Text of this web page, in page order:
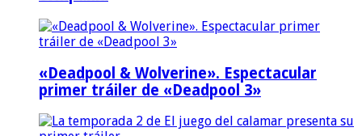
«Deadpool & Wolverine». Espectacular
primer tráiler de «Deadpool 3»